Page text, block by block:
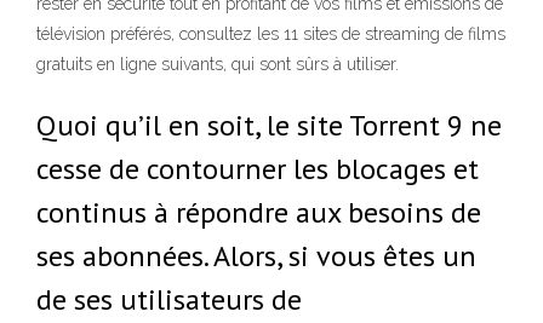
télévision préférés, consultez les 11 sites de streaming de films
gratuits en ligne suivants, qui sont sûrs à utiliser.
Quoi qu’il en soit, le site Torrent 9 ne
cesse de contourner les blocages et
continus à répondre aux besoins de
ses abonnées. Alors, si vous êtes un
de ses utilisateurs de